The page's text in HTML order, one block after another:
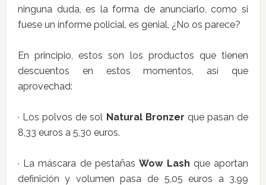
ninguna duda, es la forma de anunciarlo, como si
fuese un informe policial, es genial, ¿No os parece?
En principio, estos son los productos que tienen
descuentos en estos momentos, así que
aprovechad:
· Los polvos de sol Natural Bronzer que pasan de
8,33 euros a 5,30 euros.
· La máscara de pestañasWow Lash que aportan
definición y volumen pasa de 5,05 euros a 3,99